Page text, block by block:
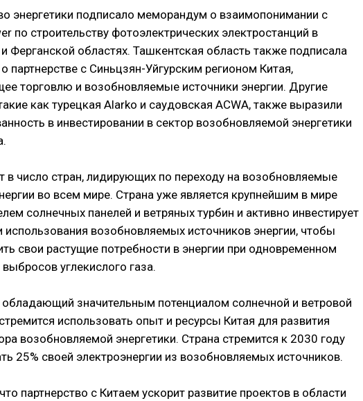
энергетики подписало меморандум о взаимопонимании с
по строительству фотоэлектрических электростанций в
Ферганской областях. Ташкентская область также подписала
партнерстве с Синьцзян-Уйгурским регионом Китая,
торговлю и возобновляемые источники энергии. Другие
как турецкая Alarko и саудовская ACWA, также выразили
в инвестировании в сектор возобновляемой энергетики
в число стран, лидирующих по переходу на возобновляемые
во всем мире. Страна уже является крупнейшим в мире
солнечных панелей и ветряных турбин и активно инвестирует
использования возобновляемых источников энергии, чтобы
свои растущие потребности в энергии при одновременном
углекислого газа.
обладающий значительным потенциалом солнечной и ветровой
использовать опыт и ресурсы Китая для развития
возобновляемой энергетики. Страна стремится к 2030 году
25% своей электроэнергии из возобновляемых источников.
партнерство с Китаем ускорит развитие проектов в области